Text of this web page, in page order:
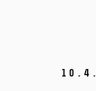
10. 4.